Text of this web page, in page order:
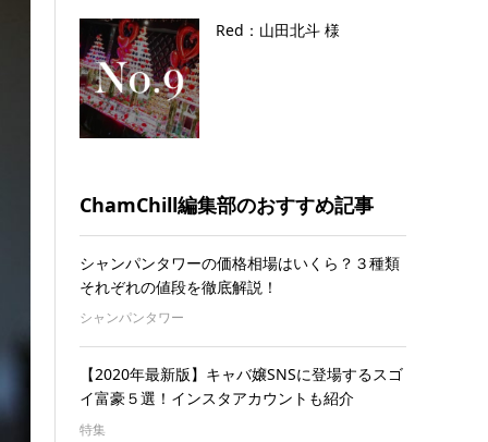
Red：山田北斗 様
ChamChill編集部のおすすめ記事
シャンパンタワーの価格相場はいくら？３種類
それぞれの値段を徹底解説！
シャンパンタワー
【2020年最新版】キャバ嬢SNSに登場するスゴ
イ富豪５選！インスタアカウントも紹介
特集